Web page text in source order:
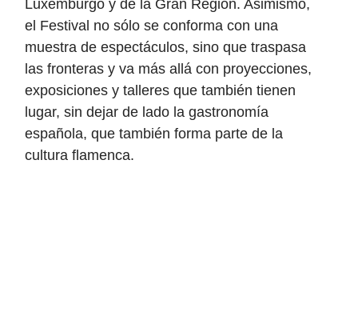
Luxemburgo y de la Gran Región. Asimismo,
el Festival no sólo se conforma con una
muestra de espectáculos, sino que traspasa
las fronteras y va más allá con proyecciones,
exposiciones y talleres que también tienen
lugar, sin dejar de lado la gastronomía
española, que también forma parte de la
cultura flamenca.